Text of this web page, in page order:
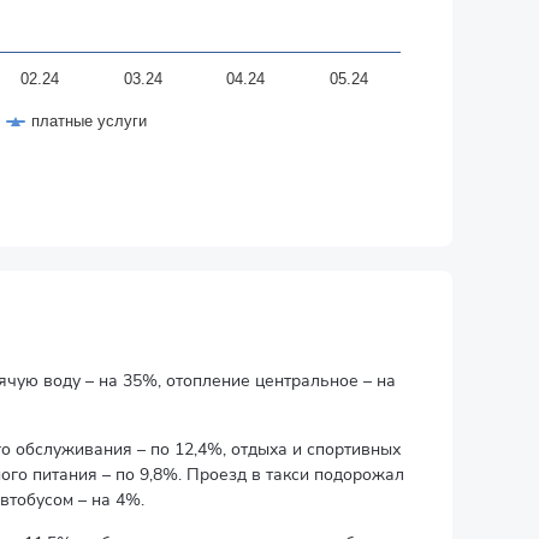
платные услуги
02.24 03.24 04.24 05.24
воду – на 35%, отопление центральное – на
обслуживания – по 12,4%, отдыха и спортивных
питания – по 9,8%. Проезд в такси подорожал
– на 4%.